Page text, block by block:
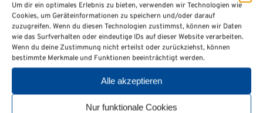
Um dir ein optimales Erlebnis zu bieten, verwenden wir Technologien wie
Cookies, um Geräteinformationen zu speichern und/oder darauf
zuzugreifen. Wenn du diesen Technologien zustimmst, können wir Daten
wie das Surfverhalten oder eindeutige IDs auf dieser Website verarbeiten.
Wenn du deine Zustimmung nicht erteilst oder zurückziehst, können
bestimmte Merkmale und Funktionen beeinträchtigt werden.
Alle akzeptieren
Nur funktionale Cookies